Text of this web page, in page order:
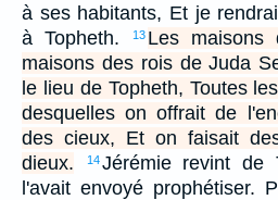
à ses habitants, Et je
à Topheth.
13 Les maisons
maisons des rois de Juda
le lieu de Topheth, Toutes
desquelles on offrait de
des cieux, Et on faisait
dieux.
14Jérémie revint de
l'avait envoyé prophétiser.